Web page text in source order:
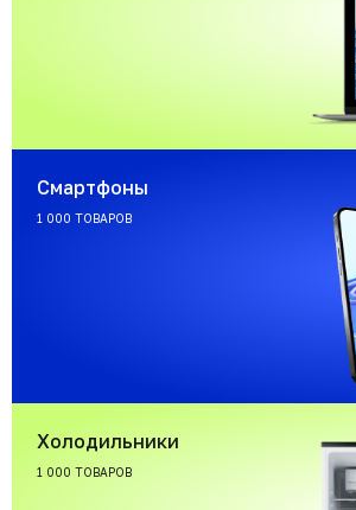
Смартфоны
1 000 ТОВАРОВ
Холодильники
1 000 ТОВАРОВ